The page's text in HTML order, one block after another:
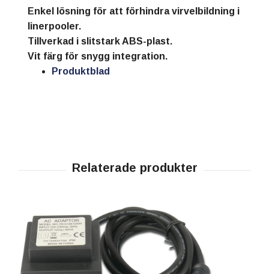
Enkel lösning för att förhindra virvelbildning i
linerpooler.
Tillverkad i slitstark ABS-plast.
Vit färg för snygg integration.
Produktblad